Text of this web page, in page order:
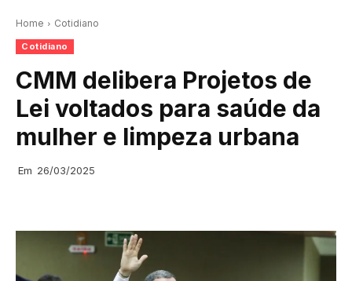
Home Cotidiano
Cotidiano
CMM delibera Projetos de
Lei voltados para saúde da
mulher e limpeza urbana
Em 26/03/2025